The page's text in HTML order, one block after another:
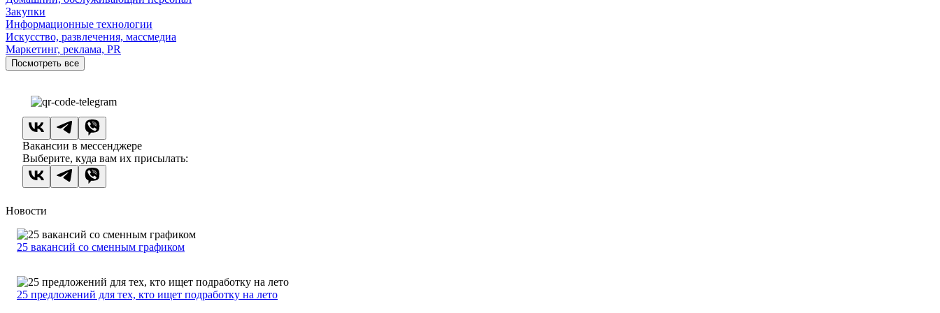
Закупки
Информационные технологии
Искусство, развлечения, массмедиа
Маркетинг, реклама, PR
Посмотреть все
Вакансии в мессенджере
Выберите, куда вам их присылать:
Новости
25 вакансий со сменным графиком
25 предложений для тех, кто ищет подработку на лето